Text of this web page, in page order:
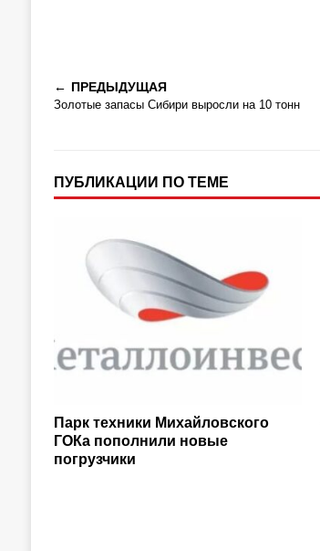
ПРЕДЫДУЩАЯ
Золотые запасы Сибири выросли на 10 тонн
ПУБЛИКАЦИИ ПО ТЕМЕ
Парк техники Михайловского
ГОКа пополнили новые
погрузчики